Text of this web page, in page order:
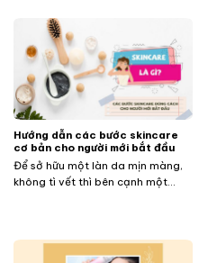
Hướng dẫn các bước skincare
cơ bản cho người mới bắt đầu
Để sở hữu một làn da mịn màng,
không tì vết thì bên cạnh một...